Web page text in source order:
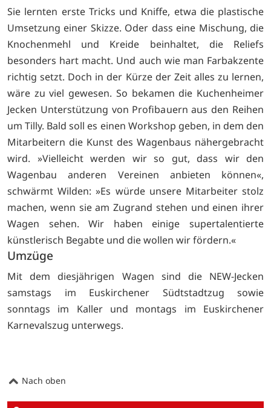
Sie lernten erste Tricks und Kniffe, etwa die plastische
Umsetzung einer Skizze. Oder dass eine Mischung, die
Knochenmehl und Kreide beinhaltet, die Reliefs
besonders hart macht. Und auch wie man Farbakzente
richtig setzt. Doch in der Kürze der Zeit alles zu lernen,
wäre zu viel gewesen. So bekamen die Kuchenheimer
Jecken Unterstützung von Profibauern aus den Reihen
um Tilly. Bald soll es einen Workshop geben, in dem den
Mitarbeitern die Kunst des Wagenbaus nähergebracht
wird. »Vielleicht werden wir so gut, dass wir den
Wagenbau anderen Vereinen anbieten können«,
schwärmt Wilden: »Es würde unsere Mitarbeiter stolz
machen, wenn sie am Zugrand stehen und einen ihrer
Wagen sehen. Wir haben einige supertalentierte
künstlerisch Begabte und die wollen wir fördern.«
Umzüge
Mit dem diesjährigen Wagen sind die NEW-Jecken
samstags im Euskirchener Südtstadtzug sowie
sonntags im Kaller und montags im Euskirchener
Karnevalszug unterwegs.
Nach oben